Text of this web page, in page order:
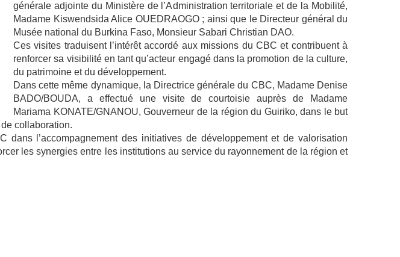
générale adjointe du Ministère de l’Administration territoriale et de la Mobilité,
Madame Kiswendsida Alice OUEDRAOGO ; ainsi que le Directeur général du
Musée national du Burkina Faso, Monsieur Sabari Christian DAO.
Ces visites traduisent l’intérêt accordé aux missions du CBC et contribuent à
renforcer sa visibilité en tant qu’acteur engagé dans la promotion de la culture,
du patrimoine et du développement.
Dans cette même dynamique, la Directrice générale du CBC, Madame Denise
BADO/BOUDA, a effectué une visite de courtoisie auprès de Madame
Mariama KONATE/GNANOU, Gouverneur de la région du Guiriko, dans le but
collaboration.
l’accompagnement des initiatives de développement et de valorisation
les synergies entre les institutions au service du rayonnement de la région et